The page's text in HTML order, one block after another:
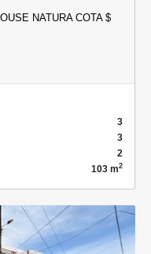
NATURA COTA $
3
3
2
103 m2